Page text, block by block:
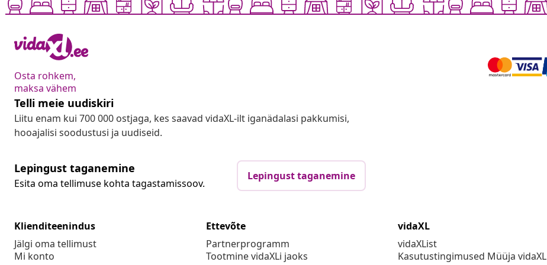
Osta rohkem,
maksa vähem
Telli meie uudiskiri
Liitu enam kui 700 000 ostjaga, kes saavad vidaXL-ilt iganädalasi pakkumisi,
hooajalisi soodustusi ja uudiseid.
Lepingust taganemine
Esita oma tellimuse kohta tagastamissoov.
Lepingust taganemine
Klienditeenindus
Jälgi oma tellimust
Mi konto
Ettevõte
Partnerprogramm
Tootmine vidaXLi jaoks
vidaXL
vidaXList
Kasutustingimused Müüja vidaXL